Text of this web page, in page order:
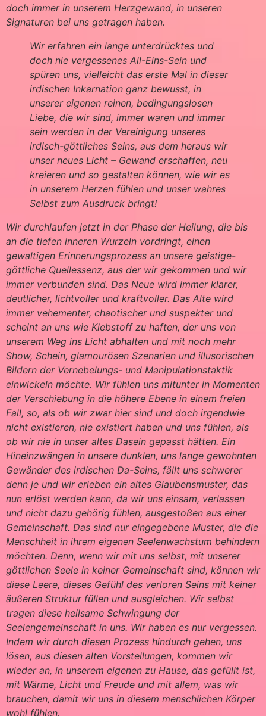
doch immer in unserem Herzgewand, in unseren
Signaturen bei uns getragen haben.
Wir erfahren ein lange unterdrücktes und
doch nie vergessenes All-Eins-Sein und
spüren uns, vielleicht das erste Mal in dieser
irdischen Inkarnation ganz bewusst, in
unserer eigenen reinen, bedingungslosen
Liebe, die wir sind, immer waren und immer
sein werden in der Vereinigung unseres
irdisch-göttliches Seins, aus dem heraus wir
unser neues Licht – Gewand erschaffen, neu
kreieren und so gestalten können, wie wir es
in unserem Herzen fühlen und unser wahres
Selbst zum Ausdruck bringt!
Wir durchlaufen jetzt in der Phase der Heilung, die bis
an die tiefen inneren Wurzeln vordringt, einen
gewaltigen Erinnerungsprozess an unsere geistige-
göttliche Quellessenz, aus der wir gekommen und wir
immer verbunden sind. Das Neue wird immer klarer,
deutlicher, lichtvoller und kraftvoller. Das Alte wird
immer vehementer, chaotischer und suspekter und
scheint an uns wie Klebstoff zu haften, der uns von
unserem Weg ins Licht abhalten und mit noch mehr
Show, Schein, glamourösen Szenarien und illusorischen
Bildern der Vernebelungs- und Manipulationstaktik
einwickeln möchte. Wir fühlen uns mitunter in Momenten
der Verschiebung in die höhere Ebene in einem freien
Fall, so, als ob wir zwar hier sind und doch irgendwie
nicht existieren, nie existiert haben und uns fühlen, als
ob wir nie in unser altes Dasein gepasst hätten. Ein
Hineinzwängen in unsere dunklen, uns lange gewohnten
Gewänder des irdischen Da-Seins, fällt uns schwerer
denn je und wir erleben ein altes Glaubensmuster, das
nun erlöst werden kann, da wir uns einsam, verlassen
und nicht dazu gehörig fühlen, ausgestoßen aus einer
Gemeinschaft. Das sind nur eingegebene Muster, die die
Menschheit in ihrem eigenen Seelenwachstum behindern
möchten. Denn, wenn wir mit uns selbst, mit unserer
göttlichen Seele in keiner Gemeinschaft sind, können wir
diese Leere, dieses Gefühl des verloren Seins mit keiner
äußeren Struktur füllen und ausgleichen. Wir selbst
tragen diese heilsame Schwingung der
Seelengemeinschaft in uns. Wir haben es nur vergessen.
Indem wir durch diesen Prozess hindurch gehen, uns
lösen, aus diesen alten Vorstellungen, kommen wir
wieder an, in unserem eigenen zu Hause, das gefüllt ist,
mit Wärme, Licht und Freude und mit allem, was wir
brauchen, damit wir uns in diesem menschlichen Körper
wohl fühlen.